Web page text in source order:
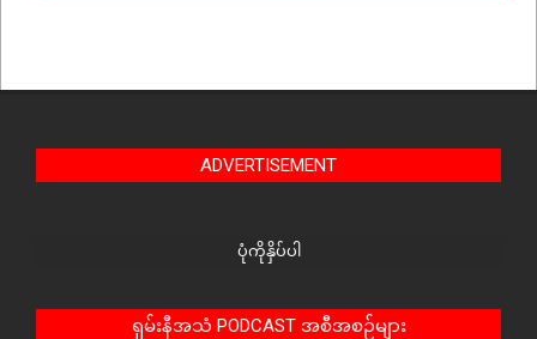
ADVERTISEMENT
ပုံကိုနှိပ်ပါ
ရှမ်းနီအသံ PODCAST အစီအစဉ်များ